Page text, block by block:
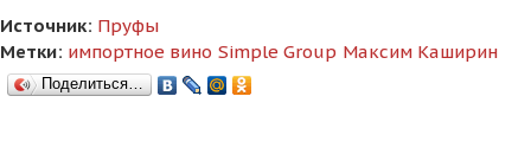
Источник: Пруфы
Метки: импортное вино Simple Group Максим Каширин
Поделиться…